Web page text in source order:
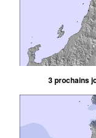
3 prochains